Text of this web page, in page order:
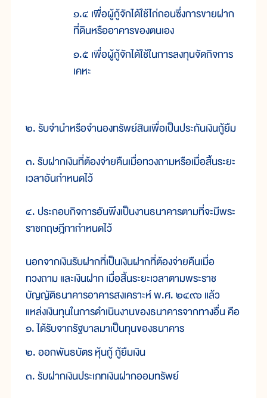
๑.๔ เพื่อผู้กู้จักได้ใช้ไถ่ถอนซึ่งการขายฝาก
ที่ดินหรืออาคารของตนเอง
๑.๕ เพื่อผู้กู้จักได้ใช้ในการลงทุนจัดกิจการ
เคหะ
๒. รับจำนำหรือจำนองทรัพย์สินเพื่อเป็นประกันเงินกู้ยืม
๓. รับฝากเงินที่ต้องจ่ายคืนเมื่อทวงถามหรือเมื่อสิ้นระยะ
เวลาอันกำหนดไว้
๔. ประกอบกิจการอันพึงเป็นงานธนาคารตามที่จะมีพระ
ราชกฤษฎีกากำหนดไว้
นอกจากเงินรับฝากที่เป็นเงินฝากที่ต้องจ่ายคืนเมื่อ
ทวงถาม และเงินฝาก เมื่อสิ้นระยะเวลาตามพระราช
บัญญัติธนาคารอาคารสงเคราะห์ พ.ศ. ๒๔๙๖ แล้ว
แหล่งเงินทุนในการดำเนินงานของธนาคารจากทางอื่น คือ
๑. ได้รับจากรัฐบาลมาเป็นทุนของธนาคาร
๒. ออกพันธบัตร หุ้นกู้ กู้ยืมเงิน
๓. รับฝากเงินประเภทเงินฝากออมทรัพย์